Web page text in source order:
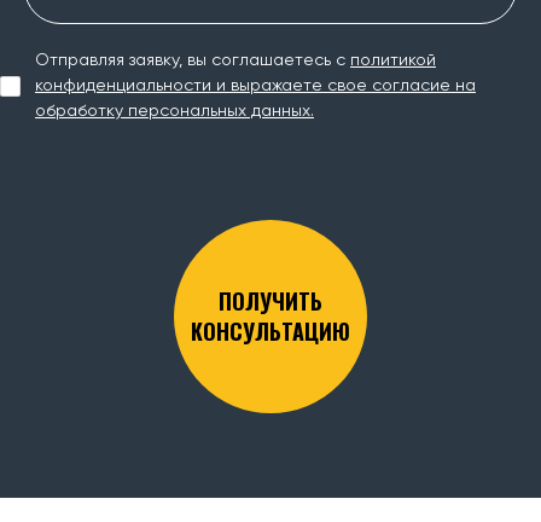
Отправляя заявку, вы соглашаетесь с политикой
конфиденциальности и выражаете свое согласие на
обработку персональных данных.
ПОЛУЧИТЬ
КОНСУЛЬТАЦИЮ